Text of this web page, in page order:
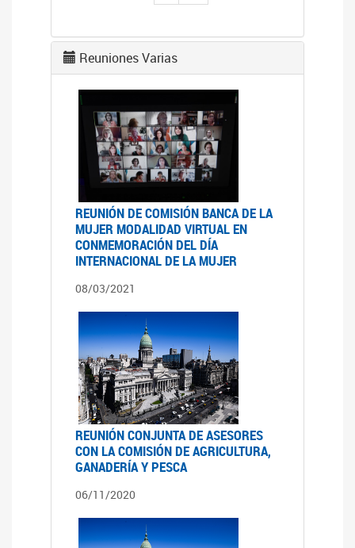
Reuniones Varias
REUNIÓN DE COMISIÓN BANCA DE LA
MUJER MODALIDAD VIRTUAL EN
CONMEMORACIÓN DEL DÍA
INTERNACIONAL DE LA MUJER
08/03/2021
REUNIÓN CONJUNTA DE ASESORES
CON LA COMISIÓN DE AGRICULTURA,
GANADERÍA Y PESCA
06/11/2020